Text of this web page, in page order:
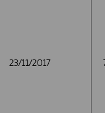
23/11/2017
23/11/2017